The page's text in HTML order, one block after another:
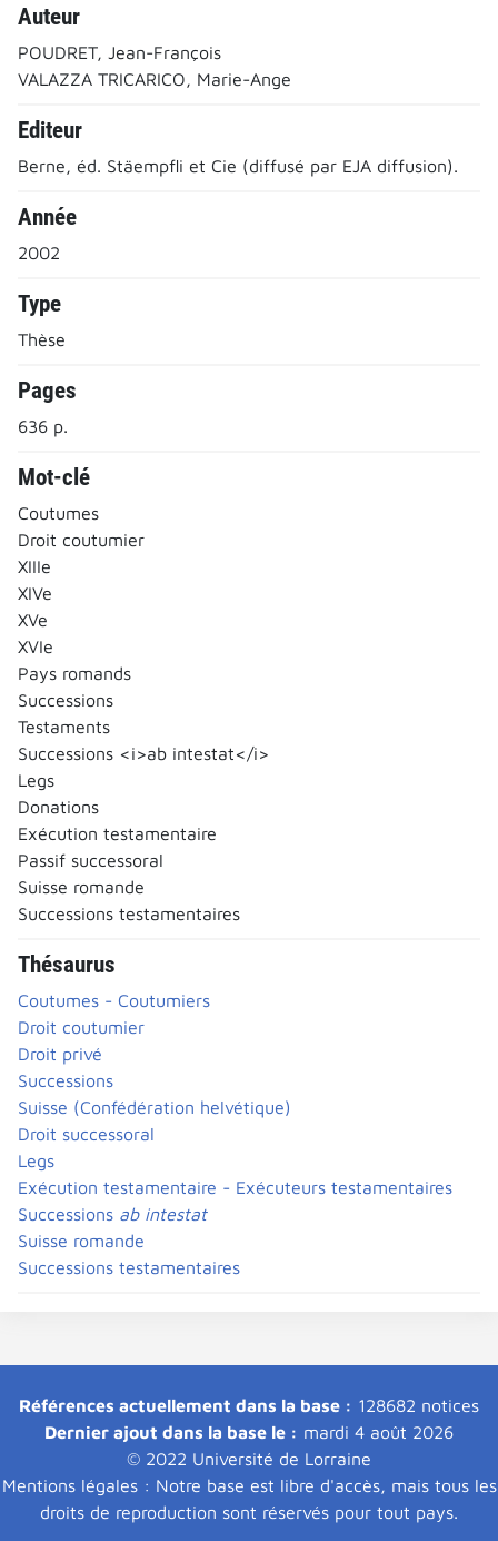
Auteur
POUDRET, Jean-François
VALAZZA TRICARICO, Marie-Ange
Editeur
Berne, éd. Stäempfli et Cie (diffusé par EJA diffusion).
Année
2002
Type
Thèse
Pages
636 p.
Mot-clé
Coutumes
Droit coutumier
XIIIe
XIVe
XVe
XVIe
Pays romands
Successions
Testaments
Successions <i>ab intestat</i>
Legs
Donations
Exécution testamentaire
Passif successoral
Suisse romande
Successions testamentaires
Thésaurus
Coutumes - Coutumiers
Droit coutumier
Droit privé
Successions
Suisse (Confédération helvétique)
Droit successoral
Legs
Exécution testamentaire - Exécuteurs testamentaires
Successions ab intestat
Suisse romande
Successions testamentaires
Références actuellement dans la base : 128682 notices
Dernier ajout dans la base le : mardi 4 août 2026
© 2022 Université de Lorraine
Mentions légales : Notre base est libre d'accès, mais tous les
droits de reproduction sont réservés pour tout pays.